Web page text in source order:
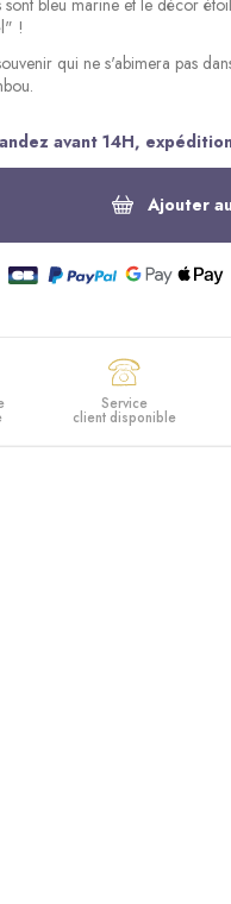
!
qui ne s'abimera pas
avant 14H,
Ajouter
Service
client disponible